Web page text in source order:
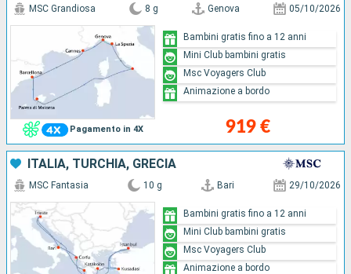
Pagamento in 4X
MSC Grandiosa 8 g Genova 05/10/2026
919 €
Bambini gratis fino a 12 anni
Mini Club bambini gratis
Msc Voyagers Club
Animazione a bordo
ITALIA, TURCHIA, GRECIA
MSC Fantasia 10 g Bari 29/10/2026
Bambini gratis fino a 12 anni
Mini Club bambini gratis
Msc Voyagers Club
Animazione a bordo